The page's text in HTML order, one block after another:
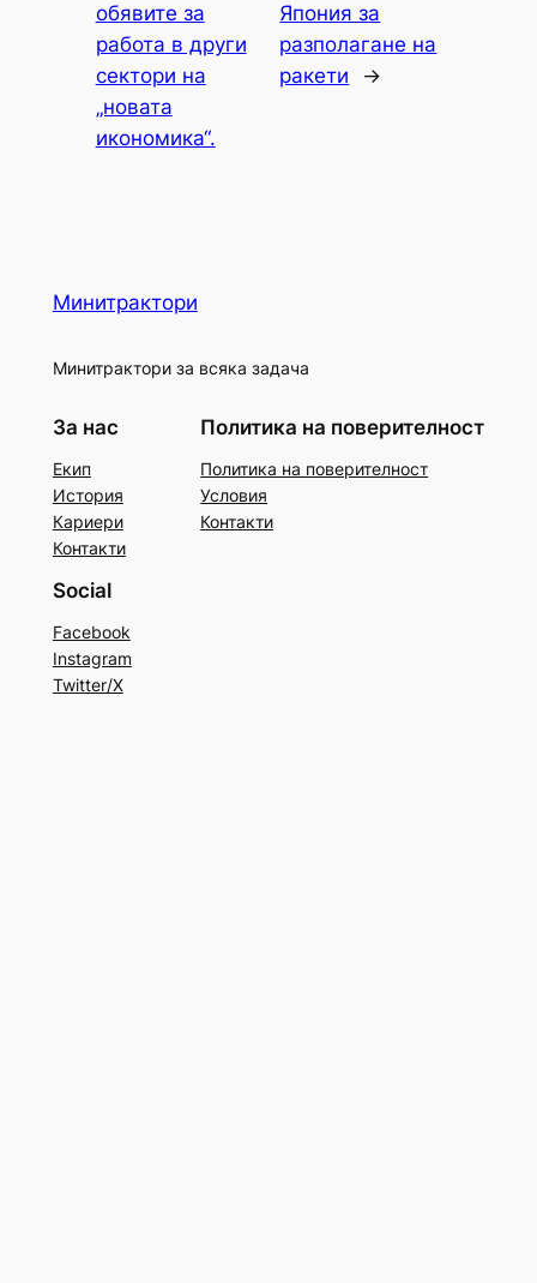
обявите за
работа в други
сектори на
„новата
икономика“.
Япония за
разполагане на
ракети
→
Минитрактори
Минитрактори за всяка задача
За нас
Екип
История
Кариери
Контакти
Политика на поверителност
Политика на поверителност
Условия
Контакти
Social
Facebook
Instagram
Twitter/X